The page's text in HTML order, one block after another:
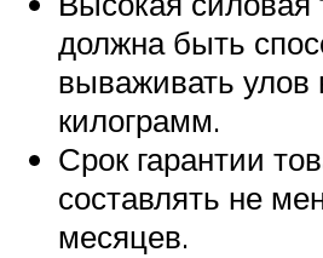
должна быть
вываживать
килограмм.
Срок гарантии
составлять не
месяцев.